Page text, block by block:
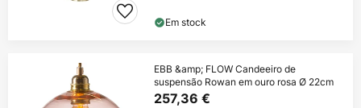
Em stock
EBB &amp; FLOW Candeeiro de
suspensão Rowan em ouro rosa Ø 22cm
257,36 €